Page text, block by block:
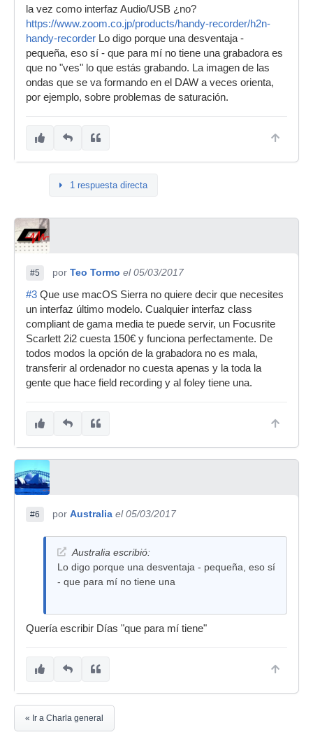
la vez como interfaz Audio/USB ¿no?
https://www.zoom.co.jp/products/handy-recorder/h2n-
handy-recorder Lo digo porque una desventaja -
pequeña, eso sí - que para mí no tiene una grabadora es
que no "ves" lo que estás grabando. La imagen de las
ondas que se va formando en el DAW a veces orienta,
por ejemplo, sobre problemas de saturación.
1 respuesta directa
#5 por Teo Tormo el 05/03/2017
#3 Que use macOS Sierra no quiere decir que necesites
un interfaz último modelo. Cualquier interfaz class
compliant de gama media te puede servir, un Focusrite
Scarlett 2i2 cuesta 150€ y funciona perfectamente. De
todos modos la opción de la grabadora no es mala,
transferir al ordenador no cuesta apenas y la toda la
gente que hace field recording y al foley tiene una.
#6 por Australia el 05/03/2017
Australia escribió:
Lo digo porque una desventaja - pequeña, eso sí
- que para mí no tiene una
Quería escribir Días "que para mí tiene"
« Ir a Charla general